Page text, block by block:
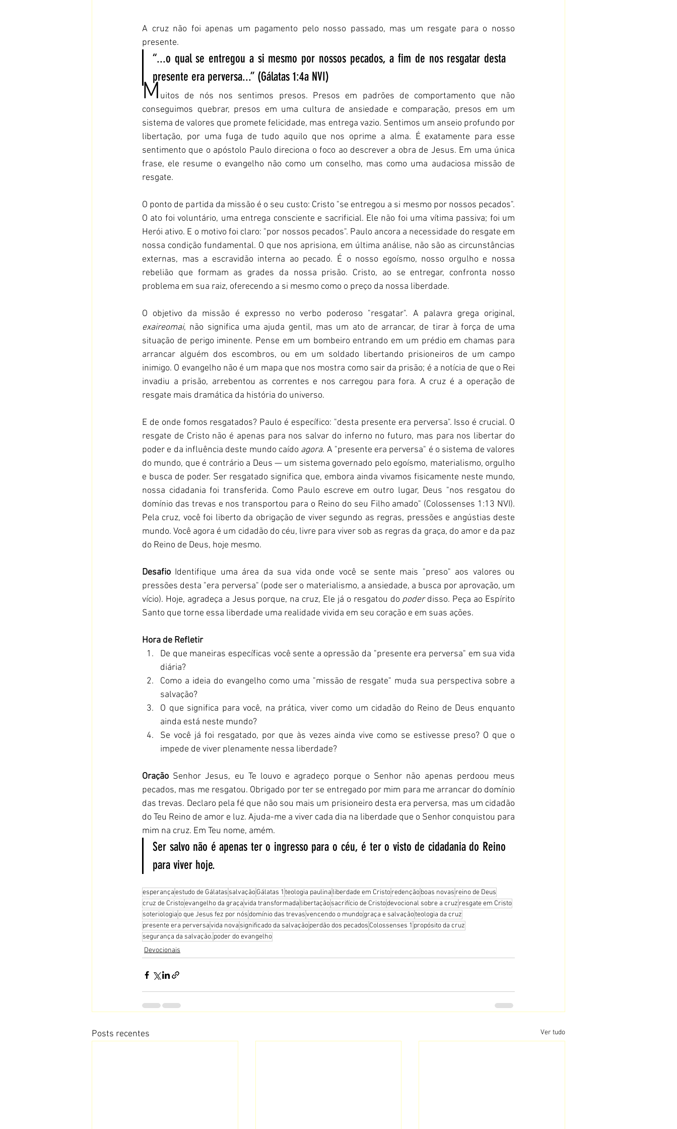
A cruz não foi apenas um pagamento pelo nosso passado, mas um resgate para o nosso
presente.
“...o qual se entregou a si mesmo por nossos pecados, a fim de nos resgatar desta
presente era perversa...” (Gálatas 1:4a NVI)
M uitos de nós nos sentimos presos. Presos em padrões de comportamento que não
conseguimos quebrar, presos em uma cultura de ansiedade e comparação, presos em um
sistema de valores que promete felicidade, mas entrega vazio. Sentimos um anseio profundo por
libertação, por uma fuga de tudo aquilo que nos oprime a alma. É exatamente para esse
sentimento que o apóstolo Paulo direciona o foco ao descrever a obra de Jesus. Em uma única
frase, ele resume o evangelho não como um conselho, mas como uma audaciosa missão de
resgate.
O ponto de partida da missão é o seu custo: Cristo "se entregou a si mesmo por nossos pecados".
O ato foi voluntário, uma entrega consciente e sacrificial. Ele não foi uma vítima passiva; foi um
Herói ativo. E o motivo foi claro: "por nossos pecados". Paulo ancora a necessidade do resgate em
nossa condição fundamental. O que nos aprisiona, em última análise, não são as circunstâncias
externas, mas a escravidão interna ao pecado. É o nosso egoísmo, nosso orgulho e nossa
rebelião que formam as grades da nossa prisão. Cristo, ao se entregar, confronta nosso
problema em sua raiz, oferecendo a si mesmo como o preço da nossa liberdade.
exaireomai, não significa uma ajuda gentil, mas um ato de arrancar, de tirar à força de uma
situação de perigo iminente. Pense em um bombeiro entrando em um prédio em chamas para
arrancar alguém dos escombros, ou em um soldado libertando prisioneiros de um campo
inimigo. O evangelho não é um mapa que nos mostra como sair da prisão; é a notícia de que o Rei
invadiu a prisão, arrebentou as correntes e nos carregou para fora. A cruz é a operação de
resgate mais dramática da história do universo.
E de onde fomos resgatados? Paulo é específico: "desta presente era perversa". Isso é crucial. O
resgate de Cristo não é apenas para nos salvar do inferno no futuro, mas para nos libertar do
poder e da influência deste mundo caído agora. A "presente era perversa" é o sistema de valores
do mundo, que é contrário a Deus — um sistema governado pelo egoísmo, materialismo, orgulho
e busca de poder. Ser resgatado significa que, embora ainda vivamos fisicamente neste mundo,
nossa cidadania foi transferida. Como Paulo escreve em outro lugar, Deus "nos resgatou do
domínio das trevas e nos transportou para o Reino do seu Filho amado" (Colossenses 1:13 NVI).
Pela cruz, você foi liberto da obrigação de viver segundo as regras, pressões e angústias deste
mundo. Você agora é um cidadão do céu, livre para viver sob as regras da graça, do amor e da paz
do Reino de Deus, hoje mesmo.
Desafio Identifique uma área da sua vida onde você se sente mais "preso" aos valores ou
pressões desta "era perversa" (pode ser o materialismo, a ansiedade, a busca por aprovação, um
vício). Hoje, agradeça a Jesus porque, na cruz, Ele já o resgatou do poder disso. Peça ao Espírito
Santo que torne essa liberdade uma realidade vivida em seu coração e em suas ações.
Hora de Refletir
De que maneiras específicas você sente a opressão da "presente era perversa" em sua vida
diária?
Como a ideia do evangelho como uma "missão de resgate" muda sua perspectiva sobre a
salvação?
O que significa para você, na prática, viver como um cidadão do Reino de Deus enquanto
ainda está neste mundo?
Se você já foi resgatado, por que às vezes ainda vive como se estivesse preso? O que o
impede de viver plenamente nessa liberdade?
Oração Senhor Jesus, eu Te louvo e agradeço porque o Senhor não apenas perdoou meus
pecados, mas me resgatou. Obrigado por ter se entregado por mim para me arrancar do domínio
das trevas. Declaro pela fé que não sou mais um prisioneiro desta era perversa, mas um cidadão
do Teu Reino de amor e luz. Ajuda-me a viver cada dia na liberdade que o Senhor conquistou para
mim na cruz. Em Teu nome, amém.
Ser salvo não é apenas ter o ingresso para o céu, é ter o visto de cidadania do Reino
para viver hoje.
esperançaestudo de Gálatas salvaçãoGálatas 1 teologia paulina liberdade em Cristoredençãoboas novas reino de Deus
cruz de Cristoevangelho da graçavida transformada libertaçãosacrifício de Cristodevocional sobre a cruz resgate em Cristo
soteriologiao que Jesus fez por nósdomínio das trevasvencendo o mundograça e salvaçãoteologia da cruz
presente era perversavida nova significado da salvaçãoperdão dos pecados Colossenses 1 propósito da cruz
segurança da salvação. poder do evangelho
Devocionais
Posts recentes Ver tudo